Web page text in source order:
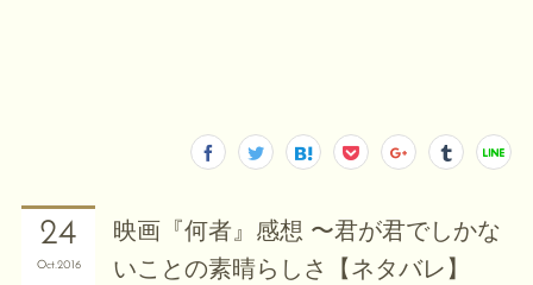
24
Oct2016
映画『何者』感想 〜君が君でしかな
いことの素晴らしさ【ネタバレ】